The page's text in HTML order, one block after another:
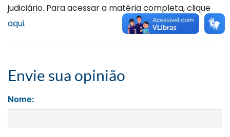
judiciário. Para acessar a matéria completa, clique
aqui.
Envie sua opinião
Nome: